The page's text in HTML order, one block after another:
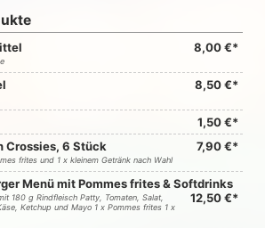
8,00 €*
8,50 €*
1,50 €*
Crossies, 6 Stück
7,90 €*
frites und 1 x kleinem Getränk nach Wahl
Menü mit Pommes frites & Softdrinks
12,50 €*
180 g Rindfleisch Patty, Tomaten, Salat,
Ketchup und Mayo 1 x Pommes frites 1 x